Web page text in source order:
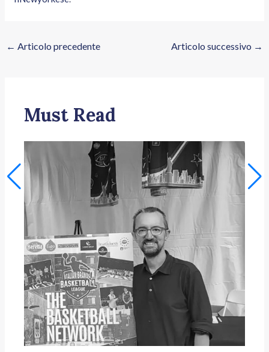
← Articolo precedente Articolo successivo →
Must Read